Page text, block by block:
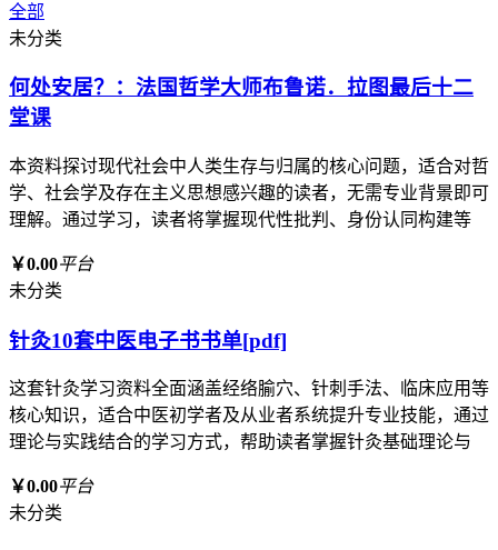
全部
未分类
何处安居？：法国哲学大师布鲁诺．拉图最后十二
堂课
本资料探讨现代社会中人类生存与归属的核心问题，适合对哲
学、社会学及存在主义思想感兴趣的读者，无需专业背景即可
理解。通过学习，读者将掌握现代性批判、身份认同构建等
￥0.00平台
未分类
针灸10套中医电子书书单[pdf]
这套针灸学习资料全面涵盖经络腧穴、针刺手法、临床应用等
核心知识，适合中医初学者及从业者系统提升专业技能，通过
理论与实践结合的学习方式，帮助读者掌握针灸基础理论与
￥0.00平台
未分类